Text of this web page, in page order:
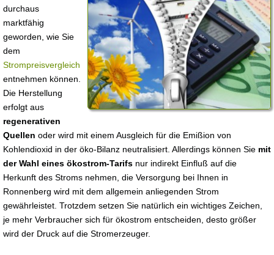
durchaus
marktfähig
geworden, wie Sie
dem
Strompreisvergleich
entnehmen können.
Die Herstellung
erfolgt aus
regenerativen
Quellen oder wird mit einem Ausgleich für die Emißion von
Kohlendioxid in der öko-Bilanz neutralisiert. Allerdings können Sie mit
der Wahl eines ökostrom-Tarifs nur indirekt Einfluß auf die
Herkunft des Stroms nehmen, die Versorgung bei Ihnen in
Ronnenberg wird mit dem allgemein anliegenden Strom
gewährleistet. Trotzdem setzen Sie natürlich ein wichtiges Zeichen,
je mehr Verbraucher sich für ökostrom entscheiden, desto größer
wird der Druck auf die Stromerzeuger.